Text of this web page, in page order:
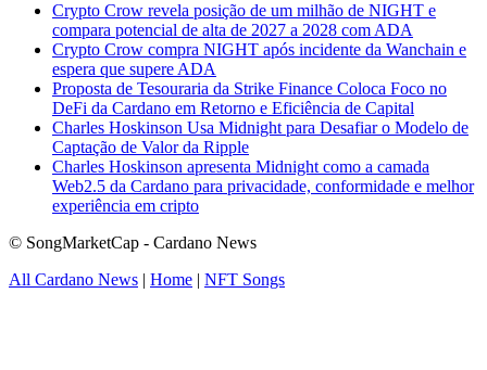
Crypto Crow revela posição de um milhão de NIGHT e
compara potencial de alta de 2027 a 2028 com ADA
Crypto Crow compra NIGHT após incidente da Wanchain e
espera que supere ADA
Proposta de Tesouraria da Strike Finance Coloca Foco no
DeFi da Cardano em Retorno e Eficiência de Capital
Charles Hoskinson Usa Midnight para Desafiar o Modelo de
Captação de Valor da Ripple
Charles Hoskinson apresenta Midnight como a camada
Web2.5 da Cardano para privacidade, conformidade e melhor
experiência em cripto
© SongMarketCap - Cardano News
All Cardano News | Home | NFT Songs